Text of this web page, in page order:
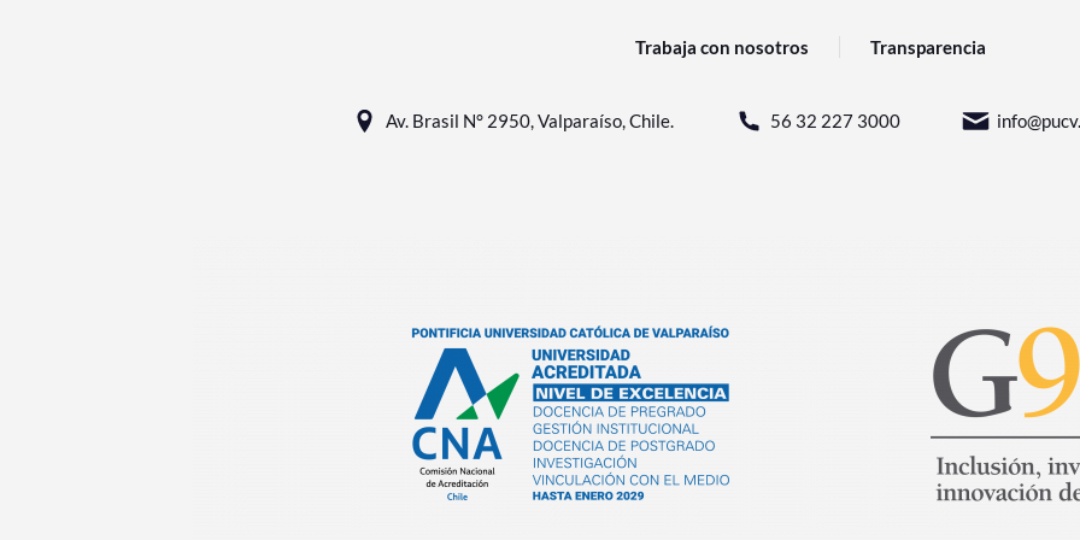
Trabaja con nosotros Transparencia
Av. Brasil N° 2950, Valparaíso, Chile. 56 32 227 3000